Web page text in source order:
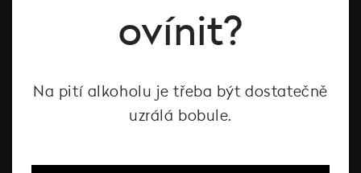
#dcntjelaska
Bílé víno
ovínit?
Na pití alkoholu je třeba být dostatečně
uzrálá bobule.